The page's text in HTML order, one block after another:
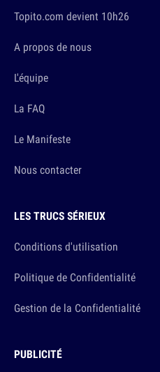
Topito.com devient 10h26
A propos de nous
L'équipe
La FAQ
Le Manifeste
Nous contacter
LES TRUCS SÉRIEUX
Conditions d'utilisation
Politique de Confidentialité
Gestion de la Confidentialité
PUBLICITÉ